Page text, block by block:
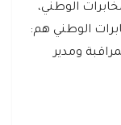
الوطني،
الوطني هم:
ومدير